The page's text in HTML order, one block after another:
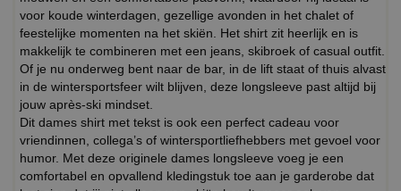
voor koude winterdagen, gezellige avonden in het chalet of
feestelijke momenten na het skiën. Het shirt zit heerlijk en is
makkelijk te combineren met een jeans, skibroek of casual outfit.
Of je nu onderweg bent naar de bar, in de lift staat of thuis alvast
in de wintersportsfeer wilt blijven, deze longsleeve past altijd bij
jouw après-ski mindset.
Dit dames shirt met tekst is ook een perfect cadeau voor
vriendinnen, collega’s of wintersportliefhebbers met gevoel voor
humor. Met deze originele dames longsleeve voeg je een
comfortabel en opvallend kledingstuk toe aan je garderobe dat